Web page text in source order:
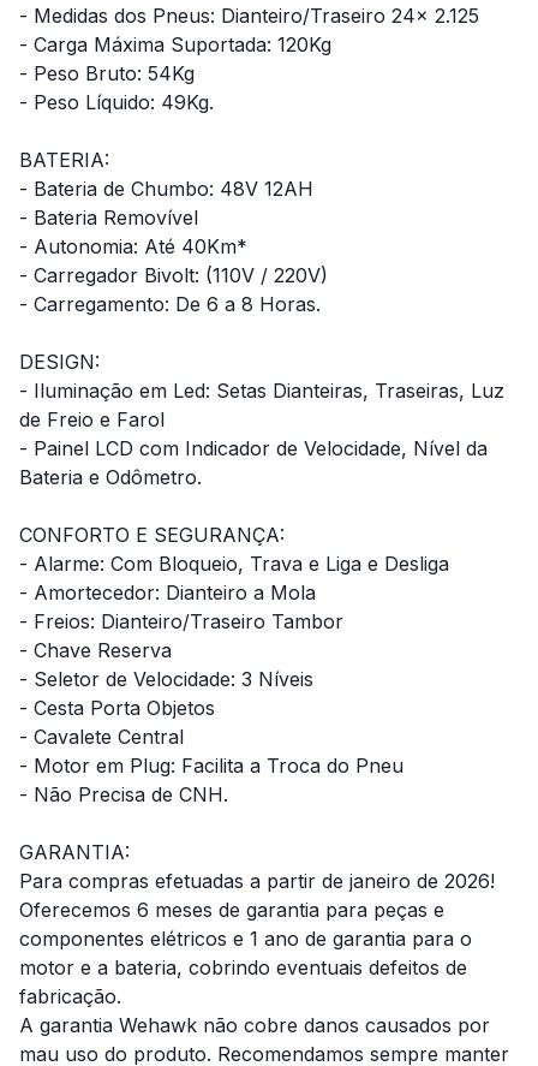
- Medidas dos Pneus: Dianteiro/Traseiro 24x 2.125
- Carga Máxima Suportada: 120Kg
- Peso Bruto: 54Kg
- Peso Líquido: 49Kg.
BATERIA:
- Bateria de Chumbo: 48V 12AH
- Bateria Removível
- Autonomia: Até 40Km*
- Carregador Bivolt: (110V / 220V)
- Carregamento: De 6 a 8 Horas.
DESIGN:
- Iluminação em Led: Setas Dianteiras, Traseiras, Luz
de Freio e Farol
- Painel LCD com Indicador de Velocidade, Nível da
Bateria e Odômetro.
CONFORTO E SEGURANÇA:
- Alarme: Com Bloqueio, Trava e Liga e Desliga
- Amortecedor: Dianteiro a Mola
- Freios: Dianteiro/Traseiro Tambor
- Chave Reserva
- Seletor de Velocidade: 3 Níveis
- Cesta Porta Objetos
- Cavalete Central
- Motor em Plug: Facilita a Troca do Pneu
- Não Precisa de CNH.
GARANTIA:
Para compras efetuadas a partir de janeiro de 2026!
Oferecemos 6 meses de garantia para peças e
componentes elétricos e 1 ano de garantia para o
motor e a bateria, cobrindo eventuais defeitos de
fabricação.
A garantia Wehawk não cobre danos causados por
mau uso do produto. Recomendamos sempre manter